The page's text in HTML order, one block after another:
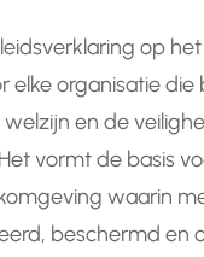
op
elke organisatie die
en de
vormt de basis
waarin
beschermd en